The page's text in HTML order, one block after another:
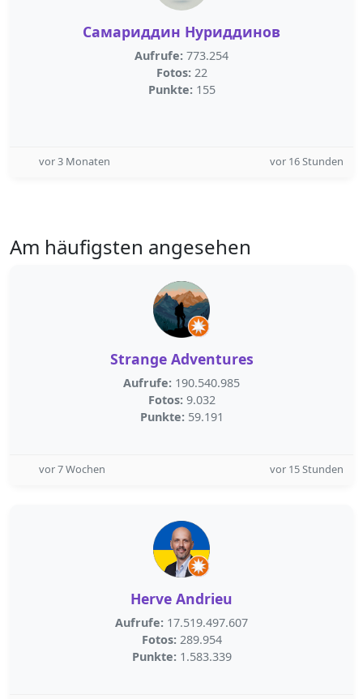
Самариддин Нуриддинов
Aufrufe: 773.254
Fotos: 22
Punkte: 155
vor 3 Monaten vor 16 Stunden
Am häufigsten angesehen
Strange Adventures
Aufrufe: 190.540.985
Fotos: 9.032
Punkte: 59.191
vor 7 Wochen vor 15 Stunden
Herve Andrieu
Aufrufe: 17.519.497.607
Fotos: 289.954
Punkte: 1.583.339